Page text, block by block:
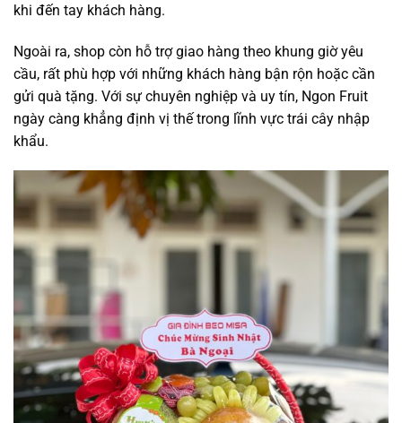
khi đến tay khách hàng.
Ngoài ra, shop còn hỗ trợ giao hàng theo khung giờ yêu
cầu, rất phù hợp với những khách hàng bận rộn hoặc cần
gửi quà tặng. Với sự chuyên nghiệp và uy tín, Ngon Fruit
ngày càng khẳng định vị thế trong lĩnh vực trái cây nhập
khẩu.